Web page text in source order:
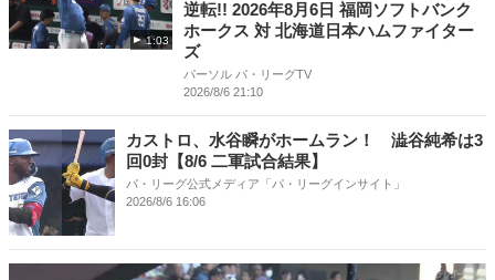
1:03
逆転!! 2026年8月6日 福岡ソフトバンク
ホークス 対 北海道日本ハムファイター
ズ
パーソル パ・リーグTV
2026/8/6 21:10
カストロ、水谷瞬がホームラン！ 澁谷純希は3
回0封【8/6 二軍試合結果】
パ・リーグ公式メディア「パ・リーグインサイト」
2026/8/6 16:06